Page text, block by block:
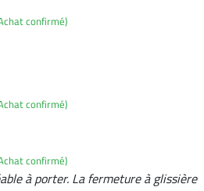
confirmé)
confirmé)
confirmé)
à porter. La fermeture à glissière